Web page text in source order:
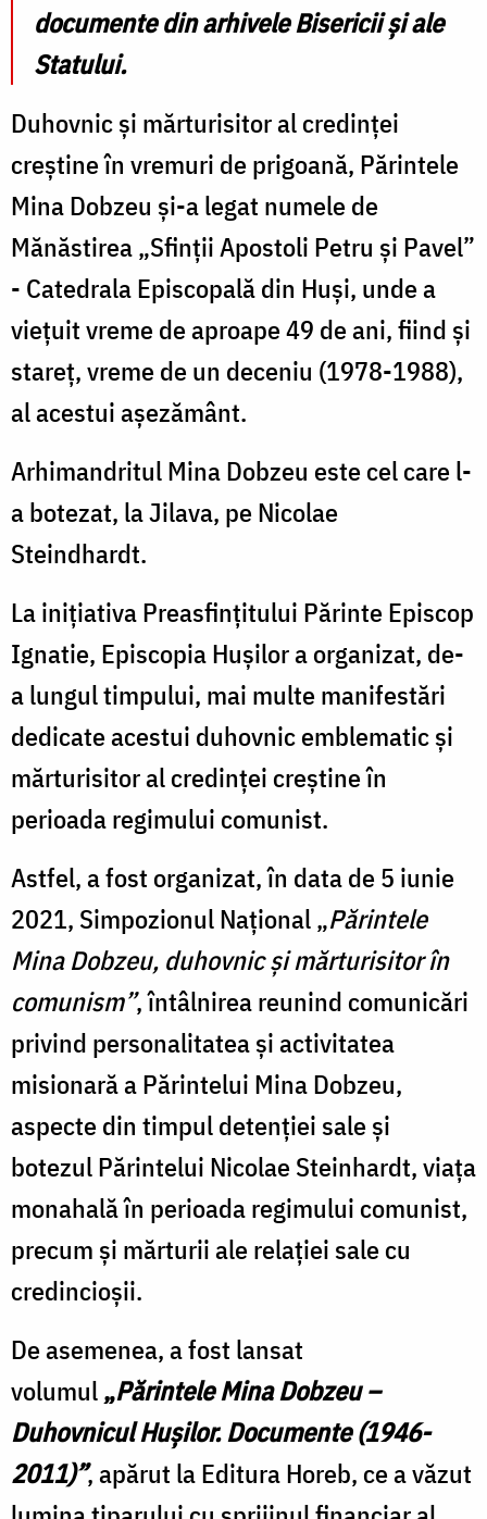
documente din arhivele Bisericii și ale
Statului.
Duhovnic și mărturisitor al credinței
creștine în vremuri de prigoană, Părintele
Mina Dobzeu și-a legat numele de
Mănăstirea „Sfinții Apostoli Petru și Pavel”
- Catedrala Episcopală din Huși, unde a
viețuit vreme de aproape 49 de ani, fiind și
stareț, vreme de un deceniu (1978-1988),
al acestui așezământ.
Arhimandritul Mina Dobzeu este cel care l-
a botezat, la Jilava, pe Nicolae
Steindhardt.
La inițiativa Preasfințitului Părinte Episcop
Ignatie, Episcopia Hușilor a organizat, de-
a lungul timpului, mai multe manifestări
dedicate acestui duhovnic emblematic și
mărturisitor al credinței creștine în
perioada regimului comunist.
Astfel, a fost organizat, în data de 5 iunie
2021, Simpozionul Național „Părintele
Mina Dobzeu, duhovnic și mărturisitor în
comunism”, întâlnirea reunind comunicări
privind personalitatea și activitatea
misionară a Părintelui Mina Dobzeu,
aspecte din timpul detenției sale și
botezul Părintelui Nicolae Steinhardt, viața
monahală în perioada regimului comunist,
precum și mărturii ale relației sale cu
credincioșii.
De asemenea, a fost lansat
volumul„Părintele Mina Dobzeu –
Duhovnicul Hușilor. Documente (1946-
2011)”, apărut la Editura Horeb, ce a văzut